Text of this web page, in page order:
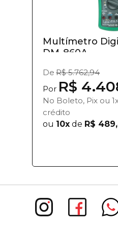
Multímetro
DM-860A
De R$ 5.762,94
Por R$
No Boleto, Pix ou
crédito
ou 10x de R$